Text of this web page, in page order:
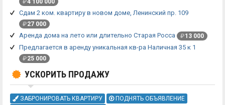
Сдам 2 ком. квартиру в новом доме, Ленинский пр. 109
₽27 000
Аренда дома на лето или длительно Старая Росса ₽13 000
Предлагается в аренду уникальная кв-ра Наличная 35 к 1
₽25 000
УСКОРИТЬ ПРОДАЖУ
ЗАБРОНИРОВАТЬ КВАРТИРУ
ПОДНЯТЬ ОБЪЯВЛЕНИЕ